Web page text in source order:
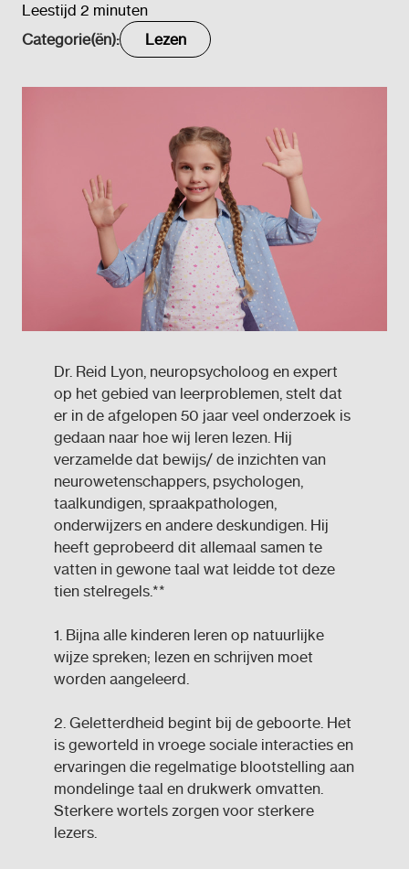
Leestijd 2 minuten
Categorie(ën):
Lezen
Dr. Reid Lyon, neuropsycholoog en expert
op het gebied van leerproblemen, stelt dat
er in de afgelopen 50 jaar veel onderzoek is
gedaan naar hoe wij leren lezen. Hij
verzamelde dat bewijs/ de inzichten van
neurowetenschappers, psychologen,
taalkundigen, spraakpathologen,
onderwijzers en andere deskundigen. Hij
heeft geprobeerd dit allemaal samen te
vatten in gewone taal wat leidde tot deze
tien stelregels.**
1. Bijna alle kinderen leren op natuurlijke
wijze spreken; lezen en schrijven moet
worden aangeleerd.
2. Geletterdheid begint bij de geboorte. Het
is geworteld in vroege sociale interacties en
ervaringen die regelmatige blootstelling aan
mondelinge taal en drukwerk omvatten.
Sterkere wortels zorgen voor sterkere
lezers.